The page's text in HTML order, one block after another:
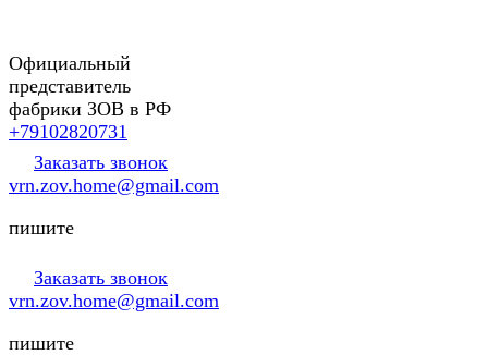
Официальный
представитель
фабрики ЗОВ в РФ
+79102820731
Заказать звонок
vrn.zov.home@gmail.com
пишите
Заказать звонок
vrn.zov.home@gmail.com
пишите